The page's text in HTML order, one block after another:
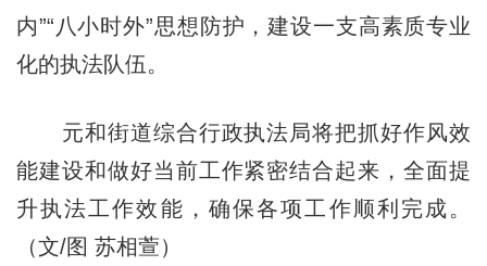
内”“八小时外”思想防护，建设一支高素质专业
化的执法队伍。
元和街道综合行政执法局将把抓好作风效
能建设和做好当前工作紧密结合起来，全面提
升执法工作效能，确保各项工作顺利完成。
（文/图 苏相萱）